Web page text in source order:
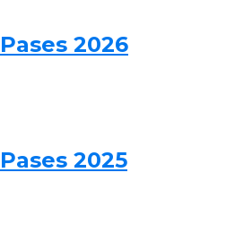
2026
2025